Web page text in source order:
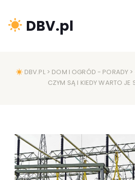
DBV.pl
DBV.PL> DOM I OGRÓD - PORADY
CZYM SĄ I KIEDY WARTO JE